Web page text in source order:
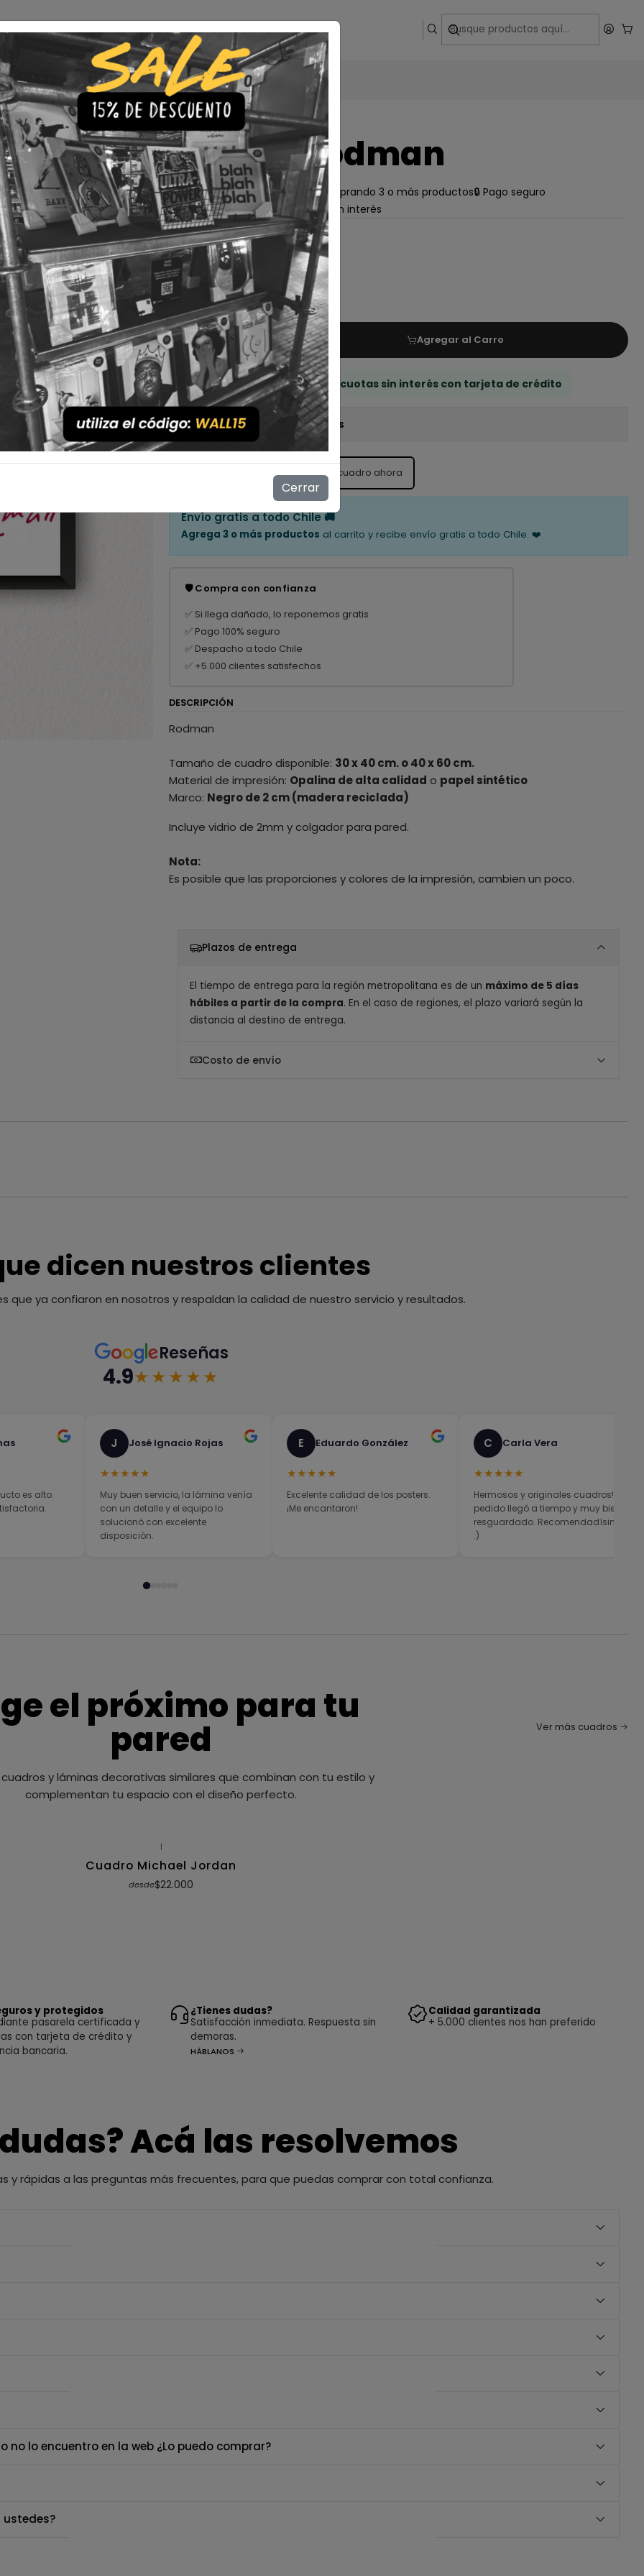
IluminaciónPrecios de cuadros & láminasPlazos de Entrega
|Cuadro Rodman
🇨🇱 Envío gratis a todo Chile comprando 3 o más productos🔒 Pago seguro
💎 Calidad Premium💳 3 Cuotas sin interés
TAMAÑO
30x40 40x60
LÁMINA
Con Marco Sin Marco
Cantidad
Agregar al Carro
💳 Compra ahora y paga en 3 cuotas sin interés con tarjeta de crédito
Mostrar stock de ubicaciones
personas están viendo este cuadro ahora
Envío gratis a todo Chile 🚚
Agrega 3 o más productos al carrito y recibe envío gratis a todo Chile. ❤️
🛡️ Compra con confianza
✅ Si llega dañado, lo reponemos gratis
✅ Pago 100% seguro
✅ Despacho a todo Chile
✅ +5.000 clientes satisfechos
DESCRIPCIÓN
Rodman
Tamaño de cuadro disponible: 30 x 40 cm. o 40 x 60 cm.
Material de impresión: Opalina de alta calidad o papel sintético
Marco: Negro de 2 cm (madera reciclada)
Incluye vidrio de 2mm y colgador para pared.
Nota:
Es posible que las proporciones y colores de la impresión, cambien un poco.
Plazos de entrega
El tiempo de entrega para la región metropolitana es de un máximo de 5 días
hábiles a partir de la compra. En el caso de regiones, el plazo variará según la
distancia al destino de entrega.
Costo de envío
dicen nuestros clientes
que ya confiaron en nosotros y respaldan la calidad de nuestro servicio y resultados.
Reseñas
4.9★★★★★
es alto.
J José Ignacio Rojas
★★★★★
Muy buen servicio, la lámina venía
con un detalle y el equipo lo
solucionó con excelente
disposición.
E Eduardo González
★★★★★
Excelente calidad de los posters.
¡Me encantaron!
C Carla Vera
★★★★★
Hermosos y originales cuadros! El
pedido llegó a tiempo y muy bien
resguardado. Recomendadísimos
:)
el próximo para tu
pared
y láminas decorativas similares que combinan con tu estilo y
complementan tu espacio con el diseño perfecto.
Ver más cuadros
|
Cuadro Michael Jordan
desde$22.000
y protegidos
pasarela certificada y
con tarjeta de crédito y
bancaria.
¿Tienes dudas?
Satisfacción inmediata. Respuesta sin
demoras.
HÁBLANOS
Calidad garantizada
+ 5.000 clientes nos han preferido
Acá las resolvemos
y rápidas a las preguntas más frecuentes, para que puedas comprar con total confianza.
lo encuentro en la web ¿Lo puedo comprar?
Cerrar